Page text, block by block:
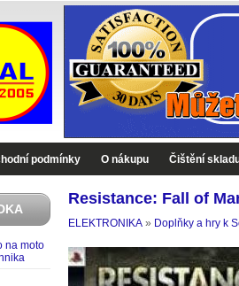
podmínky O nákupu Čištění
na moto
Resistance: Fall of
ELEKTRONIKA » Doplňky a hry k